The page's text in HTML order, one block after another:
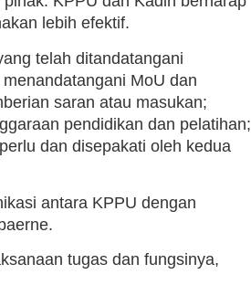
lebih efektif.
telah ditandatangani
MoU dan
saran atau masukan;
pendidikan dan pelatihan;
dan disepakati oleh kedua
antara KPPU dengan
tugas dan fungsinya,